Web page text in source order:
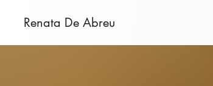
Renata De Abreu